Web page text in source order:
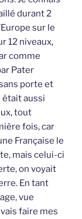
durant 2
sur le
12 niveaux,
comme
Pater
porte et
était aussi
tout
fois, car
Française le
mais celui-ci
on voyait
En tant
vue
faire mes